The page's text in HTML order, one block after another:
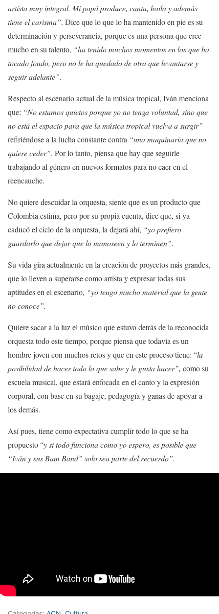
artista muy integral. Mi papá produce, canta, baila y además
tiene el carisma”. Dice que lo que lo ha mantenido en pie es su
determinación y perseverancia, porque es una persona que cree
mucho en su talento, “ha tenido muchos momentos en los que ha
tocado fondo, pero no le ha quedado de otra que levantarse y
seguir adelante”.
Respecto al escenario actual de la música tropical, Iván menciona
que: “No estamos quietos porque yo no tenga voluntad, sino que
no está el espacio para que la música tropical vuelva a surgir”
refiriéndose a la lucha constante contra “una maquinaria que no
quiere ceder”. Por lo tanto, piensa que hay que seguirle
trabajando al género en nuevos formatos para no caer en el
reencauche.
No quiere descuidar la orquesta, siente que es un producto que
Colombia estima, pero por su propia cuenta, dice que, si ya
caducó el ciclo de la orquesta, la dejará ahí, “yo prefiero
guardarlo que dejar que lo manoseen y lo terminen”.
Su vida gira actualmente en la creación de proyectos más grandes,
que lo lleven a superarse como artista y expresar todas sus
aptitudes en el escenario, “yo tengo mucho material que la gente
no conoce”.
Quiere sacar a la luz el músico que estuvo detrás de la reconocida
orquesta todo este tiempo, porque piensa que todavía es un
hombre joven con muchos retos y que en este proceso tiene: “la
posibilidad de hacer todo lo que sabe y le gusta hacer”, como su
escuela musical, que estará enfocada en el canto y la expresión
corporal, con base en su bagaje, pedagogía y ganas de apoyar a
los demás.
Así pues, tiene como expectativa cumplir todo lo que se ha
propuesto “y si todo funciona como yo espero, es posible que
“Iván y sus Bam Band” solo sea parte del recuerdo”.